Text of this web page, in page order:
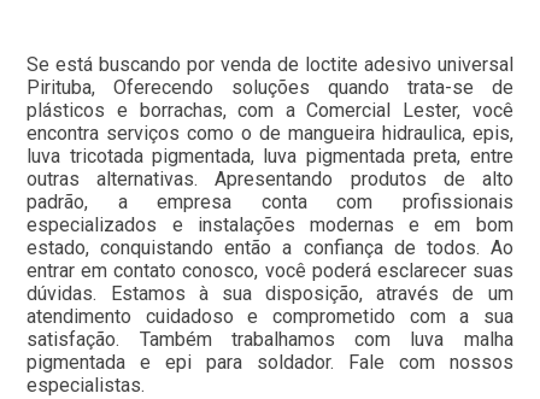
Se está buscando por venda de loctite adesivo universal
Pirituba, Oferecendo soluções quando trata-se de
plásticos e borrachas, com a Comercial Lester, você
encontra serviços como o de mangueira hidraulica, epis,
luva tricotada pigmentada, luva pigmentada preta, entre
outras alternativas. Apresentando produtos de alto
padrão, a empresa conta com profissionais
especializados e instalações modernas e em bom
estado, conquistando então a confiança de todos. Ao
entrar em contato conosco, você poderá esclarecer suas
dúvidas. Estamos à sua disposição, através de um
atendimento cuidadoso e comprometido com a sua
satisfação. Também trabalhamos com luva malha
pigmentada e epi para soldador. Fale com nossos
especialistas.